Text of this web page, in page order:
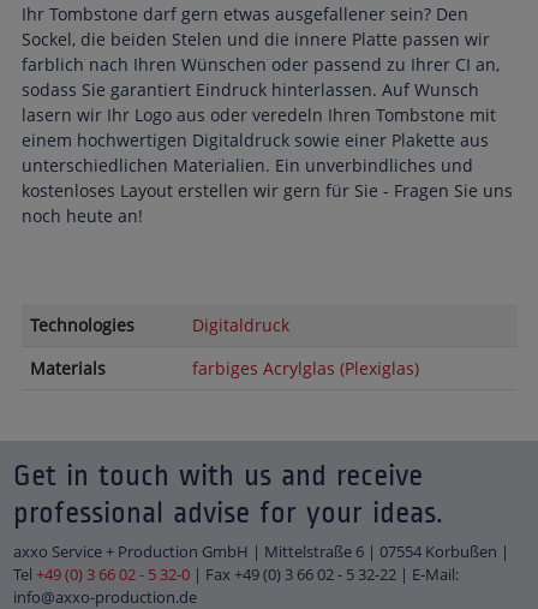
Ihr Tombstone darf gern etwas ausgefallener sein? Den
Sockel, die beiden Stelen und die innere Platte passen wir
farblich nach Ihren Wünschen oder passend zu Ihrer CI an,
sodass Sie garantiert Eindruck hinterlassen. Auf Wunsch
lasern wir Ihr Logo aus oder veredeln Ihren Tombstone mit
einem hochwertigen Digitaldruck sowie einer Plakette aus
unterschiedlichen Materialien. Ein unverbindliches und
kostenloses Layout erstellen wir gern für Sie - Fragen Sie uns
noch heute an!
Technologies
Digitaldruck
Materials
farbiges Acrylglas (Plexiglas)
Get in touch with us and receive
professional advise for your ideas.
axxo Service + Production GmbH | Mittelstraße 6 | 07554 Korbußen |
Tel +49 (0) 3 66 02 - 5 32-0| Fax +49 (0) 3 66 02 - 5 32-22 | E-Mail:
info@axxo-production.de